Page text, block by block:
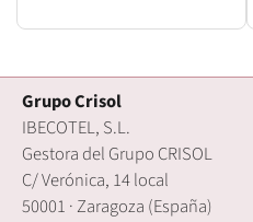
Grupo Crisol
IBECOTEL, S.L.
Gestora del Grupo CRISOL
C/ Verónica, 14 local
50001 · Zaragoza (España)